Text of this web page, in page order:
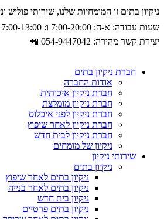
ניקיון בתים זו המומחיות שלנו, שירותי פוליש
שעות עבודה: א-ה: 7:00-20:00 ו: 7:00-13:00 🕖
יצירת קשר מהירה: 054-9447042 📲
חברת ניקיון בתים
אודות החברה
חברת ניקיון איכותית
חברת ניקיון מומלצת
חברת ניקיון לפני איכלוס
חברת ניקיון לאחר שיפוץ
חברת ניקיון לבית חדש
ניקיון של מומחים
שירותי ניקיון
ניקיון בתים
ניקיון בתים לאחר שיפוץ
ניקיון בתים לאחר בנייה
ניקיון בית חדש
ניקיון בתים פרטיים